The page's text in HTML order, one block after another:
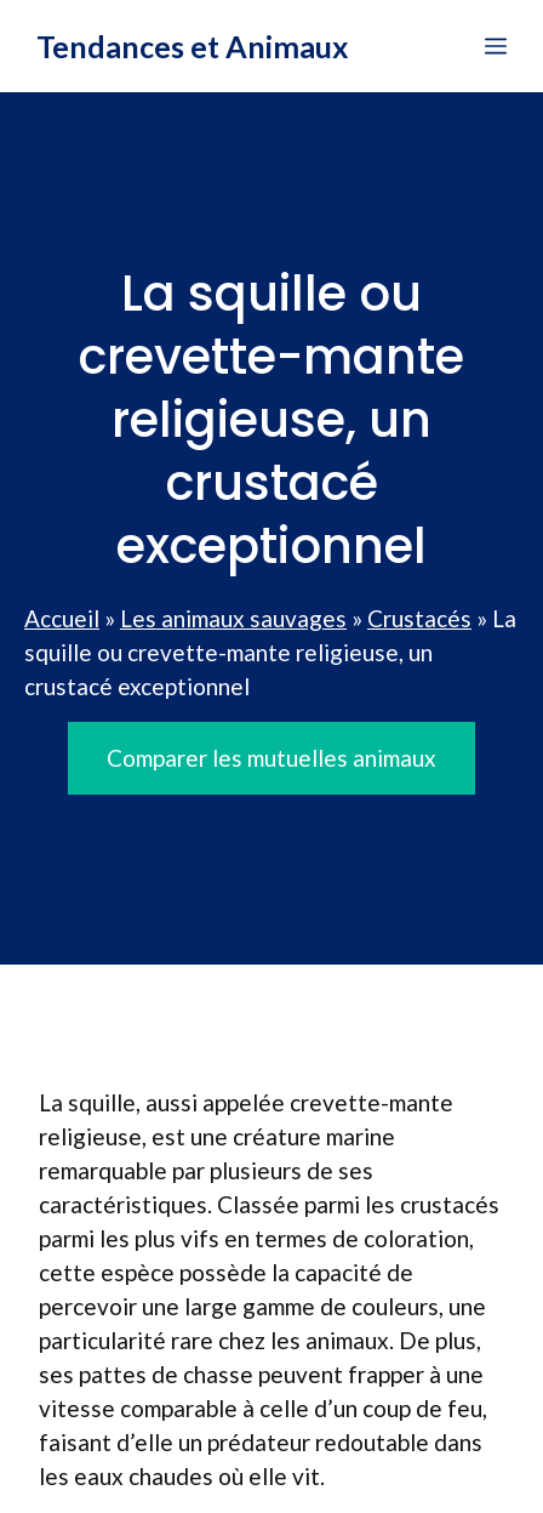
Tendances et Animaux
La squille ou
crevette-mante
religieuse, un
crustacé
exceptionnel
Accueil » Les animaux sauvages » Crustacés » La
squille ou crevette-mante religieuse, un
crustacé exceptionnel
Comparer les mutuelles animaux
La squille, aussi appelée crevette-mante
religieuse, est une créature marine
remarquable par plusieurs de ses
caractéristiques. Classée parmi les crustacés
parmi les plus vifs en termes de coloration,
cette espèce possède la capacité de
percevoir une large gamme de couleurs, une
particularité rare chez les animaux. De plus,
ses pattes de chasse peuvent frapper à une
vitesse comparable à celle d’un coup de feu,
faisant d’elle un prédateur redoutable dans
les eaux chaudes où elle vit.